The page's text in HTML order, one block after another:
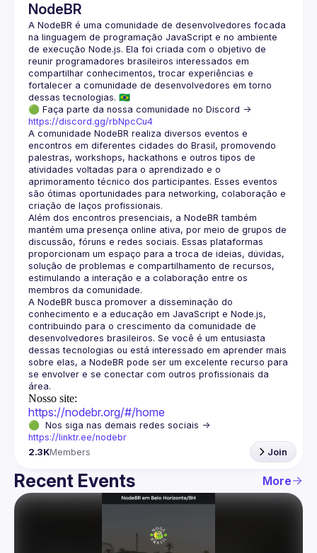
NodeBR
A NodeBR é uma comunidade de desenvolvedores focada
na linguagem de programação JavaScript e no ambiente
de execução Node.js. Ela foi criada com o objetivo de
reunir programadores brasileiros interessados em
compartilhar conhecimentos, trocar experiências e
fortalecer a comunidade de desenvolvedores em torno
🟢 Faça parte da nossa comunidade no Discord ->
https://discord.gg/rbNpcCu4
A comunidade NodeBR realiza diversos eventos e
encontros em diferentes cidades do Brasil, promovendo
palestras, workshops, hackathons e outros tipos de
atividades voltadas para o aprendizado e o
aprimoramento técnico dos participantes. Esses eventos
são ótimas oportunidades para networking, colaboração e
Além dos encontros presenciais, a NodeBR também
mantém uma presença online ativa, por meio de grupos de
discussão, fóruns e redes sociais. Essas plataformas
proporcionam um espaço para a troca de ideias, dúvidas,
solução de problemas e compartilhamento de recursos,
estimulando a interação e a colaboração entre os
A NodeBR busca promover a disseminação do
conhecimento e a educação em JavaScript e Node.js,
contribuindo para o crescimento da comunidade de
desenvolvedores brasileiros. Se você é um entusiasta
dessas tecnologias ou está interessado em aprender mais
sobre elas, a NodeBR pode ser um excelente recurso para
se envolver e se conectar com outros profissionais da
Nosso site:
https://nodebr.org/#/home
https://linktr.ee/nodebr
2.3KMembers Join
Recent Events More